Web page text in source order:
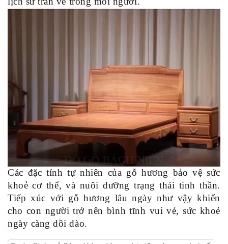
Các đặc tính tự nhiên của gỗ hương bảo vệ sức
khoẻ cơ thể, và nuôi dưỡng trạng thái tinh thần.
Tiếp xúc với gỗ hương lâu ngày như vậy khiến
cho con người trở nên bình tĩnh vui vẻ, sức khoẻ
ngày càng dồi dào.